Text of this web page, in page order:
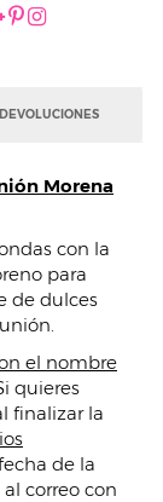
Morena
con la
para
de dulces
el nombre
quieres
finalizar la
de la
correo con